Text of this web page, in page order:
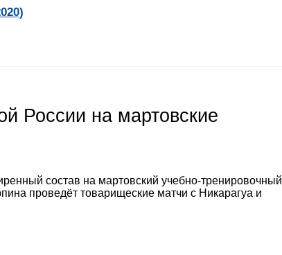
России на мартовские
состав на мартовский учебно-тренировочный
проведёт товарищеские матчи с Никарагуа и